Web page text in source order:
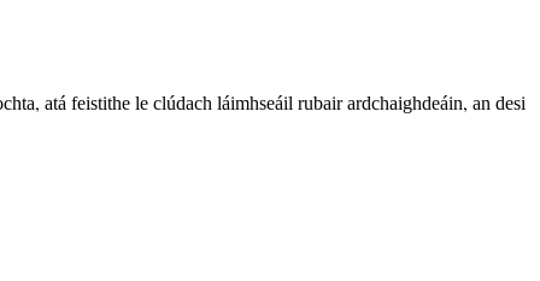
, atá feistithe le clúdach láimhseáil rubair ardchaighdeáin, an desi